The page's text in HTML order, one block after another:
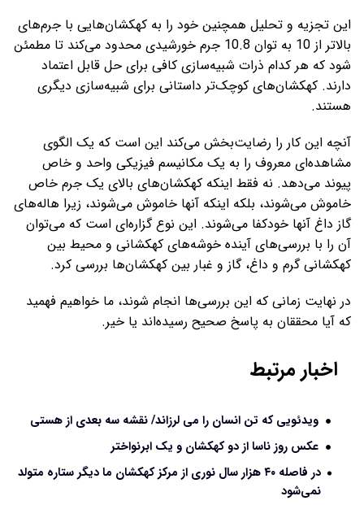
این تجزیه و تحلیل همچنین خود را به کهکشان‌هایی با جرم‌های
بالاتر از 10 به توان 10.8 جرم خورشیدی محدود می‌کند تا مطمئن
شود که هر کدام ذرات شبیه‌سازی کافی برای حل قابل اعتماد
دارند. کهکشان‌های کوچک‌تر داستانی برای شبیه‌سازی دیگری
هستند.
آنچه این کار را رضایت‌بخش می‌کند این است که یک الگوی
مشاهده‌ای معروف را به یک مکانیسم فیزیکی واحد و خاص
پیوند می‌دهد. نه فقط اینکه کهکشان‌های بالای یک جرم خاص
خاموش می‌شوند، بلکه اینکه آنها خاموش می‌شوند، زیرا هاله‌های
گاز داغ آنها خودکفا می‌شوند. این نوع گزاره‌ای است که می‌توان
آن را با بررسی‌های آینده خوشه‌های کهکشانی و محیط بین
کهکشانی گرم و داغ، گاز و غبار بین کهکشان‌ها بررسی کرد.
در نهایت زمانی که این بررسی‌ها انجام شوند، ما خواهیم فهمید
که آیا محققان به پاسخ صحیح رسیده‌اند یا خیر.
اخبار مرتبط
ویدئویی که تن انسان را می لرزاند/ نقشه سه بعدی از هستی
عکس روز ناسا از دو کهکشان و یک ابرنواختر
در فاصله ۴۰ هزار سال نوری از مرکز کهکشان ما دیگر ستاره متولد
نمی‌شود